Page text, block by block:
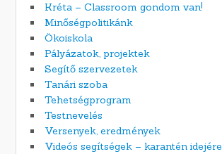
Kréta – Classroom gondom van!
Minőségpolitikánk
Ökoiskola
Pályázatok, projektek
Segítő szervezetek
Tanári szoba
Tehetségprogram
Testnevelés
Versenyek, eredmények
Videós segítségek – karantén idejére